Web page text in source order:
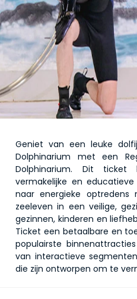
Geniet van een leuke
Dolphinarium met een
Dolphinarium. Dit
vermakelijke en educatieve
naar energieke optredens
zeeleven in een veilige,
gezinnen, kinderen en
Ticket een betaalbare en
populairste
van interactieve
die zijn ontworpen om te